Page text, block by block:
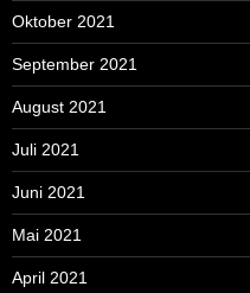
Oktober 2021
September 2021
August 2021
Juli 2021
Juni 2021
Mai 2021
April 2021